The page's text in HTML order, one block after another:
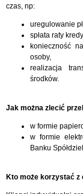
czas, np:
uregulowanie
spłata raty
konieczność
osoby,
realizacja
środków.
Jak można zlecić
w formie
w formie
Banku
Kto może korzystać z